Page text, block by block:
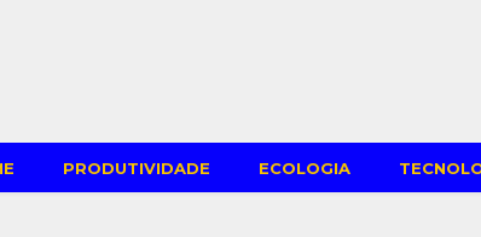
PRODUTIVIDADE ECOLOGIA